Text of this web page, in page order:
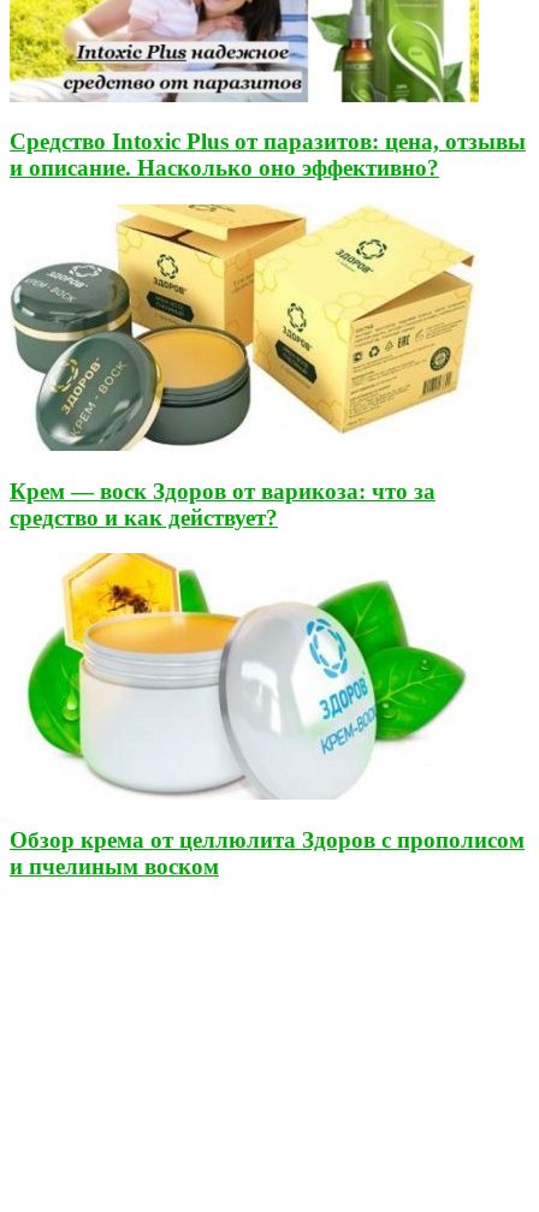
Средство Intoxic Plus от паразитов: цена, отзывы
и описание. Насколько оно эффективно?
Крем — воск Здоров от варикоза: что за
средство и как действует?
Обзор крема от целлюлита Здоров с прополисом
и пчелиным воском